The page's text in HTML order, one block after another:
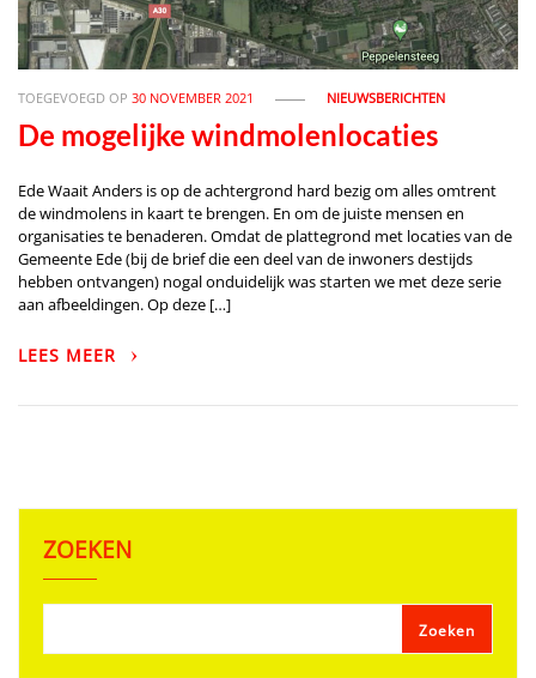
TOEGEVOEGD OP30 NOVEMBER 2021 NIEUWSBERICHTEN
De mogelijke windmolenlocaties
Ede Waait Anders is op de achtergrond hard bezig om alles omtrent
de windmolens in kaart te brengen. En om de juiste mensen en
organisaties te benaderen. Omdat de plattegrond met locaties van de
Gemeente Ede (bij de brief die een deel van de inwoners destijds
hebben ontvangen) nogal onduidelijk was starten we met deze serie
aan afbeeldingen. Op deze […]
LEES MEER
ZOEKEN
Zoeken